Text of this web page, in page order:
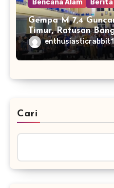
Bencana Alam Berita
Gempa M 7,4
Timur, Ratusan
Rusak
Cari